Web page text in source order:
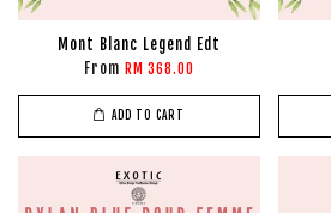
Mont Blanc Legend Edt
From RM 368.00
ADD TO CART